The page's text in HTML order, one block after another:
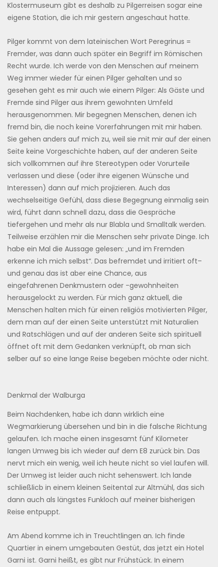
Klostermuseum gibt es deshalb zu Pilgerreisen sogar eine
eigene Station, die ich mir gestern angeschaut hatte.
Pilger kommt von dem lateinischen Wort Peregrinus =
Fremder, was dann auch später ein Begriff im Römischen
Recht wurde. Ich werde von den Menschen auf meinem
Weg immer wieder für einen Pilger gehalten und so
gesehen geht es mir auch wie einem Pilger: Als Gäste und
Fremde sind Pilger aus ihrem gewohnten Umfeld
herausgenommen. Mir begegnen Menschen, denen ich
fremd bin, die noch keine Vorerfahrungen mit mir haben.
Sie gehen anders auf mich zu, weil sie mit mir auf der einen
Seite keine Vorgeschichte haben, auf der anderen Seite
sich vollkommen auf ihre Stereotypen oder Vorurteile
verlassen und diese (oder ihre eigenen Wünsche und
Interessen) dann auf mich projizieren. Auch das
wechselseitige Gefühl, dass diese Begegnung einmalig sein
wird, führt dann schnell dazu, dass die Gespräche
tiefergehen und mehr als nur Blabla und Smalltalk werden.
Teilweise erzählen mir die Menschen sehr private Dinge. Ich
habe ein Mal die Aussage gelesen: „und im Fremden
erkenne ich mich selbst“. Das befremdet und irritiert oft–
und genau das ist aber eine Chance, aus
eingefahrenen Denkmustern oder -gewohnheiten
herausgelockt zu werden. Für mich ganz aktuell, die
Menschen halten mich für einen religiös motivierten Pilger,
dem man auf der einen Seite unterstützt mit Naturalien
und Ratschlägen und auf der anderen Seite sich spirituell
öffnet oft mit dem Gedanken verknüpft, ob man sich
selber auf so eine lange Reise begeben möchte oder nicht.
Denkmal der Walburga
Beim Nachdenken, habe ich dann wirklich eine
Wegmarkierung übersehen und bin in die falsche Richtung
gelaufen. Ich mache einen insgesamt fünf Kilometer
langen Umweg bis ich wieder auf dem E8 zurück bin. Das
nervt mich ein wenig, weil ich heute nicht so viel laufen will.
Der Umweg ist leider auch nicht sehenswert. Ich lande
schließlicb in einem kleinen Seitental zur Altmühl, das sich
dann auch als längstes Funkloch auf meiner bisherigen
Reise entpuppt.
Am Abend komme ich in Treuchtlingen an. Ich finde
Quartier in einem umgebauten Gestüt, das jetzt ein Hotel
Garni ist. Garni heißt, es gibt nur Frühstück. In einem